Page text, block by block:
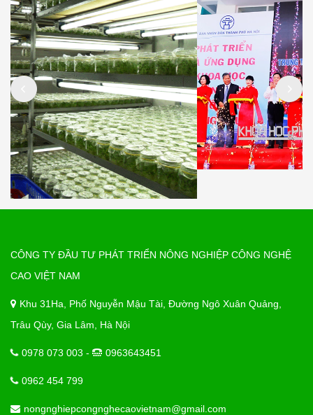
CÔNG TY ĐẦU TƯ PHÁT TRIỂN NÔNG NGHIỆP CÔNG NGHỆ
CAO VIỆT NAM
Khu 31Ha, Phố Nguyễn Mậu Tài, Đường Ngô Xuân Quảng,
Trâu Qùy, Gia Lâm, Hà Nội
0978 073 003 - 0963643451
0962 454 799
nongnghiepcongnghecaovietnam@gmail.com